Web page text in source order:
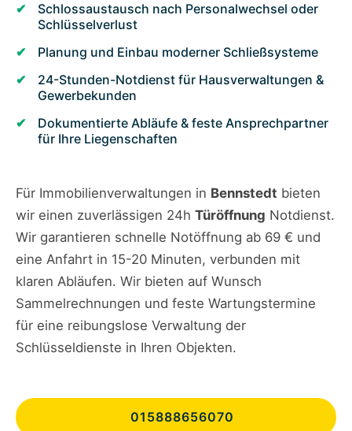
Schlossaustausch nach Personalwechsel oder
Schlüsselverlust
Planung und Einbau moderner Schließsysteme
24-Stunden-Notdienst für Hausverwaltungen &
Gewerbekunden
Dokumentierte Abläufe & feste Ansprechpartner
für Ihre Liegenschaften
Für Immobilienverwaltungen in Bennstedt bieten
wir einen zuverlässigen 24h Türöffnung Notdienst.
Wir garantieren schnelle Notöffnung ab 69 € und
eine Anfahrt in 15-20 Minuten, verbunden mit
klaren Abläufen. Wir bieten auf Wunsch
Sammelrechnungen und feste Wartungstermine
für eine reibungslose Verwaltung der
Schlüsseldienste in Ihren Objekten.
015888656070